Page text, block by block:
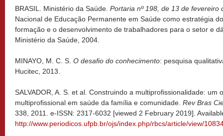
BRASIL. Ministério da Saúde. Portaria nº 198, de 13 de fevereiro
Nacional de Educação Permanente em Saúde como estratégia
formação e o desenvolvimento de trabalhadores para o setor e
Ministério da Saúde, 2004.
MINAYO, M. C. S. O desafio do conhecimento: pesquisa
Hucitec, 2013.
SALVADOR, A. S. et al. Construindo a multiprofissionalidade: um
multiprofissional em saúde da família e comunidade. Rev Bras
338, 2011. e-ISSN: 2317-6032 [viewed 2 February 2019].
http://www.periodicos.ufpb.br/ojs/index.php/rbcs/article/view/